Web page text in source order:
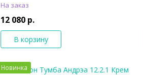
На заказ
12 080 р.
В корзину
Новинка